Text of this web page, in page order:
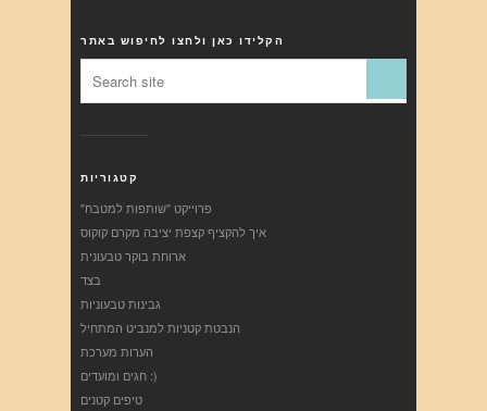
הקלידו כאן ולחצו לחיפוש באתר
קטגוריות
"פרוייקט "שותפות למטבח
איך להקציף קצפת יציבה מקרם קוקוס
ארוחת בוקר טבעונית
בצד
גבינות טבעוניות
הנבטת קטניות למנביט המתחיל
הערות מערכת
חגים ומועדים :)
טיפים קטנים